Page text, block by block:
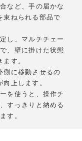
など、手の届かな
束ねられる部品で
し、マルチチェー
、壁に掛けた状態
す。
側に移動させるの
上します。
を使うと、操作チ
すっきりと納める
す。